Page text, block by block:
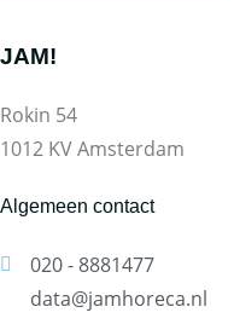
JAM!
Rokin 54
1012 KV Amsterdam
Algemeen contact
020 - 8881477
data@jamhoreca.nl